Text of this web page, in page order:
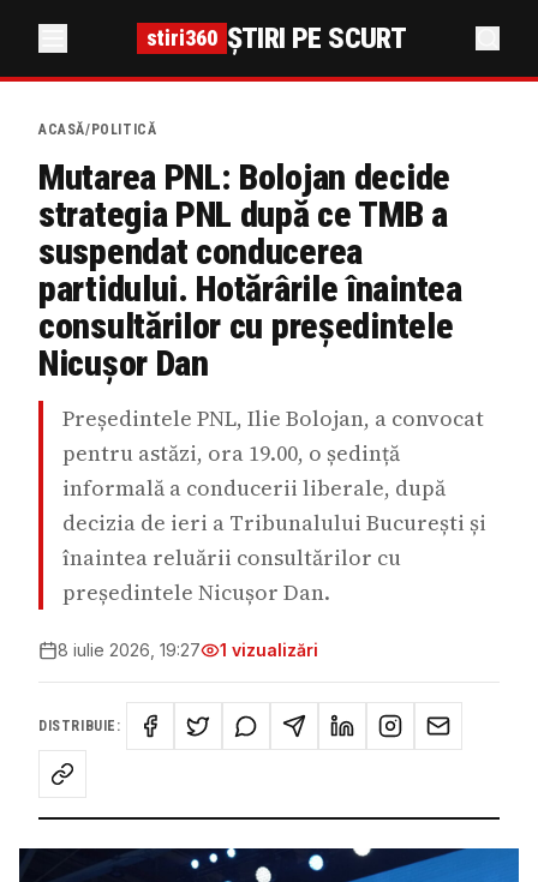
stiri360 ȘTIRI PE SCURT
ACASĂ/ POLITICĂ
Mutarea PNL: Bolojan decide
strategia PNL după ce TMB a
suspendat conducerea
partidului. Hotărârile înaintea
consultărilor cu președintele
Nicușor Dan
Președintele PNL, Ilie Bolojan, a convocat
pentru astăzi, ora 19.00, o ședință
informală a conducerii liberale, după
decizia de ieri a Tribunalului București și
înaintea reluării consultărilor cu
președintele Nicușor Dan.
8 iulie 2026, 19:27 1 vizualizări
DISTRIBUIE: